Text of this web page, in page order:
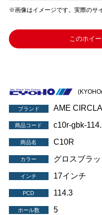
※画像はイメージです。実際のサ
このホイ
ブランド AME
商品コード c10r-gbk-
商品名 C10R
カラー グロスブラッ
インチ 17インチ
PCD 114.3
ホール数 5